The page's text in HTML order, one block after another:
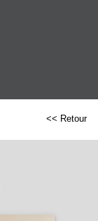
<< Retour